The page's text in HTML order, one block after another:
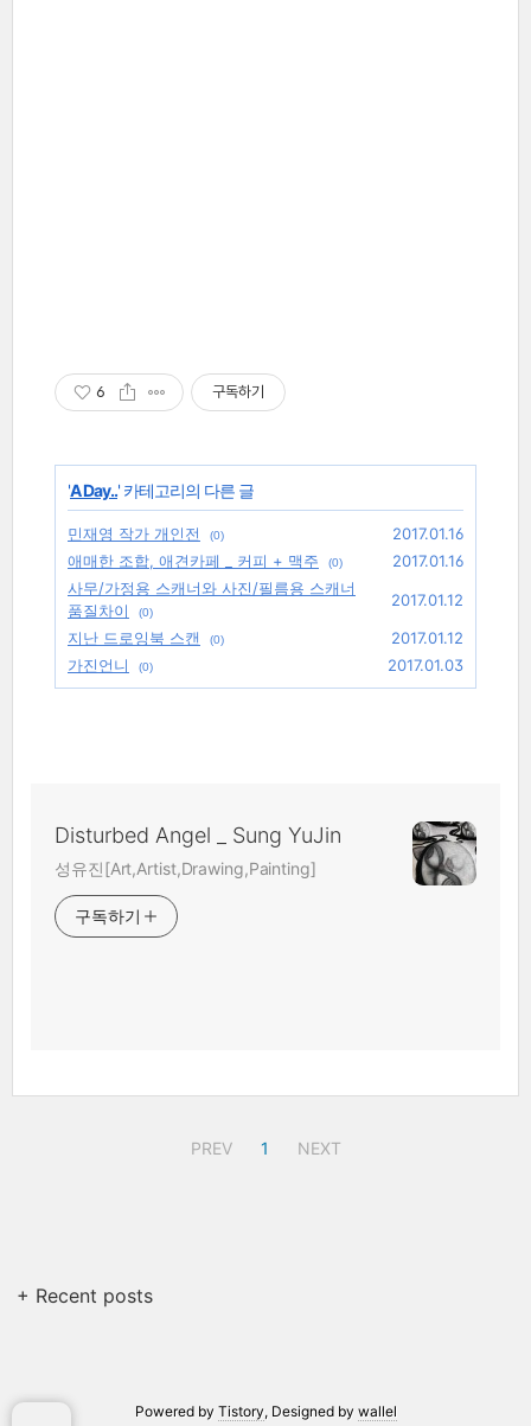
6 구독하기
'A Day..' 카테고리의 다른 글
민재영 작가 개인전 (0)
2017.01.16
애매한 조합, 애견카페 _ 커피 + 맥주
(0)
2017.01.16
사무/가정용 스캐너와 사진/필름용 스캐너
품질차이
(0)
2017.01.12
지난 드로잉북 스캔
(0)
2017.01.12
가진언니
(0) 2017.01.03
Disturbed Angel _ Sung YuJin
성유진[Art,Artist,Drawing,Painting]
구독하기
PREV 1 NEXT
+ Recent posts
Powered by Tistory, Designed by wallel